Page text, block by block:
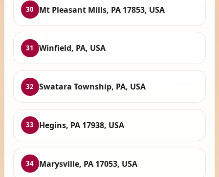
30 Mt Pleasant Mills, PA 17853, USA
31 Winfield, PA, USA
32 Swatara Township, PA, USA
33 Hegins, PA 17938, USA
34 Marysville, PA 17053, USA